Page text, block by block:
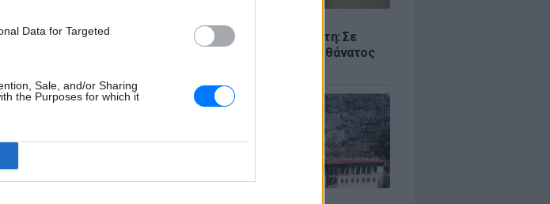
Data for Targeted
Sale, and/or Sharing
the Purposes for which it
Μυστράς -πτώμα σε καταψύκτη: Σε
παθολογικά αίτια οφείλεται ο θάνατος